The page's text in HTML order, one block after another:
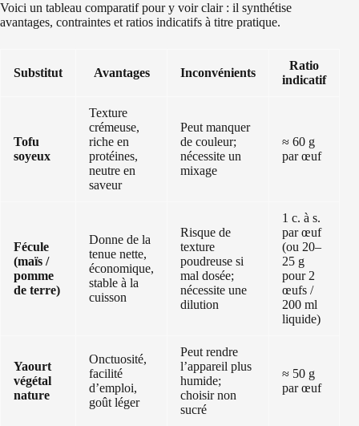
Voici un tableau comparatif pour y voir clair : il synthétise
avantages, contraintes et ratios indicatifs à titre pratique.
Substitut Avantages Inconvénients
Ratio
indicatif
Tofu
soyeux
Texture
crémeuse,
riche en
protéines,
neutre en
saveur
Peut manquer
de couleur;
nécessite un
mixage
≈ 60 g
par œuf
Fécule
(maïs /
pomme
de terre)
Donne de la
tenue nette,
économique,
stable à la
cuisson
Risque de
texture
poudreuse si
mal dosée;
nécessite une
dilution
1 c. à s.
par œuf
(ou 20–
25 g
pour 2
œufs /
200 ml
liquide)
Yaourt
végétal
nature
Onctuosité,
facilité
d’emploi,
goût léger
Peut rendre
l’appareil plus
humide;
choisir non
sucré
≈ 50 g
par œuf